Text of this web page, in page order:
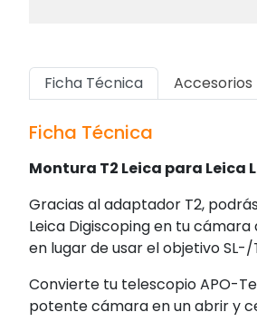
Ficha Técnica Accesorios
Ficha Técnica
Montura T2 Leica para Leica
Gracias al adaptador T2,
Leica Digiscoping en tu cámara
en lugar de usar el objetivo SL-/
Convierte tu telescopio APO-
potente cámara en un abrir y